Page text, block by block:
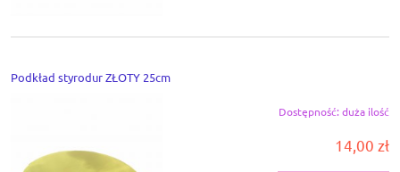
Podkład styrodur ZŁOTY 25cm
Dostępność: duża ilość
14,00 zł